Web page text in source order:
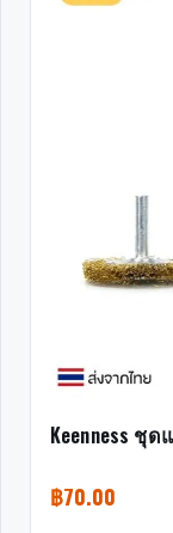
Keenness ชุ
฿70.00